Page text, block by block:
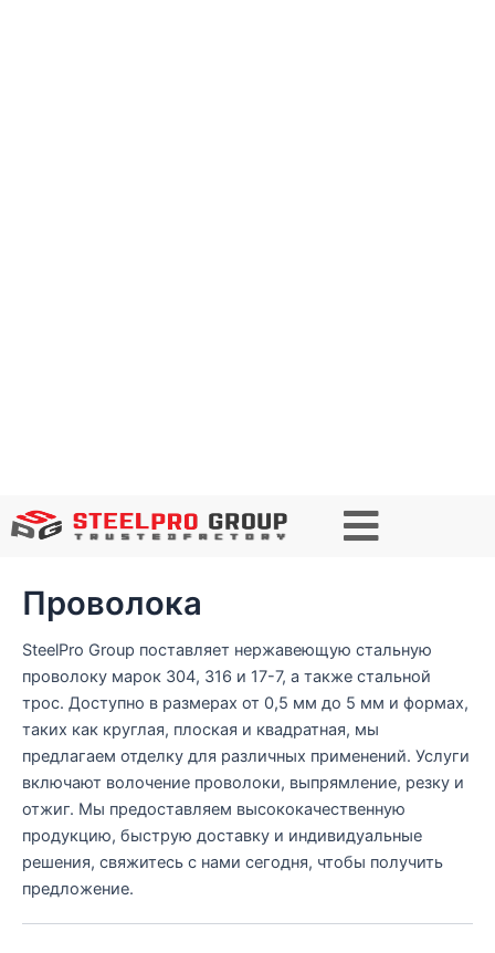
о
к
Проволока
SteelPro Group поставляет нержавеющую стальную
проволоку марок 304, 316 и 17-7, а также стальной
трос. Доступно в размерах от 0,5 мм до 5 мм и формах,
таких как круглая, плоская и квадратная, мы
предлагаем отделку для различных применений. Услуги
включают волочение проволоки, выпрямление, резку и
отжиг. Мы предоставляем высококачественную
продукцию, быструю доставку и индивидуальные
решения, свяжитесь с нами сегодня, чтобы получить
предложение.